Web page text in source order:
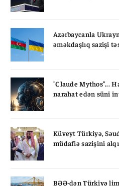
Azərbaycanla
əməkdaşlıq sazişi
"Claude Mythos"...
narahat edən süni
Küveyt Türkiyə,
müdafiə sazişini
BƏƏ-dən Türkiyə